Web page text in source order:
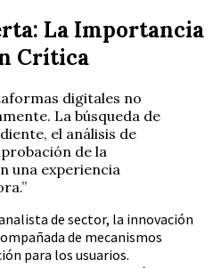
La Importancia
Crítica
digitales no
La búsqueda de
el análisis de
de la
una experiencia
de sector, la innovación
de mecanismos
para los usuarios.